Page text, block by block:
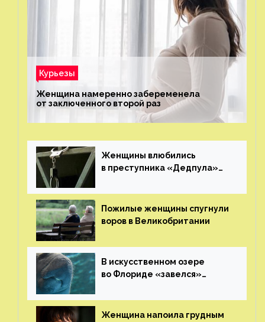
Курьезы
Женщина намеренно забеременела
от заключенного второй раз
Женщины влюбились
в преступника «Дедпула»
ему жизнь
Пожилые женщины спугнули
воров в Великобритании
В искусственном озере
во Флориде «завелся»
Женщина напоила грудным